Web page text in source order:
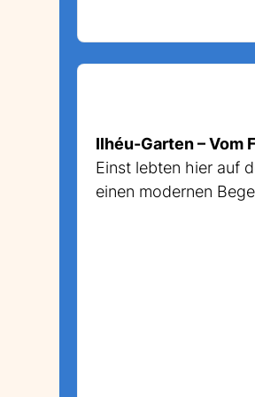
Ilhéu-Garten – Vom
Einst lebten hier auf
einen modernen